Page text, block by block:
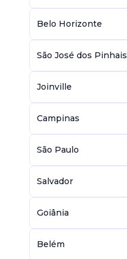
Belo Horizonte
São José dos Pinhais
Joinville
Campinas
São Paulo
Salvador
Goiânia
Belém